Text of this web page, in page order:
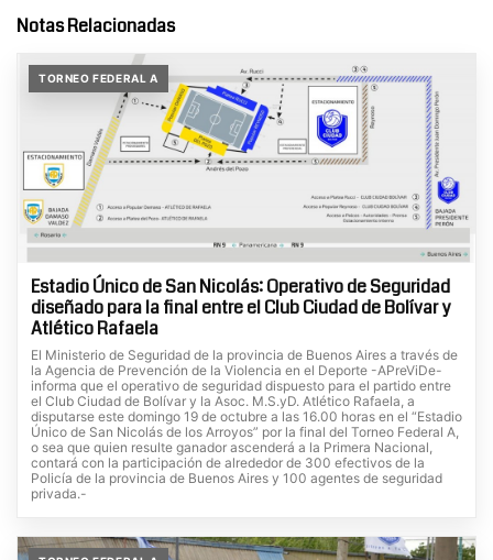
Notas Relacionadas
TORNEO FEDERAL A
Estadio Único de San Nicolás: Operativo de Seguridad
diseñado para la final entre el Club Ciudad de Bolívar y
Atlético Rafaela
El Ministerio de Seguridad de la provincia de Buenos Aires a través de
la Agencia de Prevención de la Violencia en el Deporte -APreViDe-
informa que el operativo de seguridad dispuesto para el partido entre
el Club Ciudad de Bolívar y la Asoc. M.S.yD. Atlético Rafaela, a
disputarse este domingo 19 de octubre a las 16.00 horas en el “Estadio
Único de San Nicolás de los Arroyos” por la final del Torneo Federal A,
o sea que quien resulte ganador ascenderá a la Primera Nacional,
contará con la participación de alrededor de 300 efectivos de la
Policía de la provincia de Buenos Aires y 100 agentes de seguridad
privada.-